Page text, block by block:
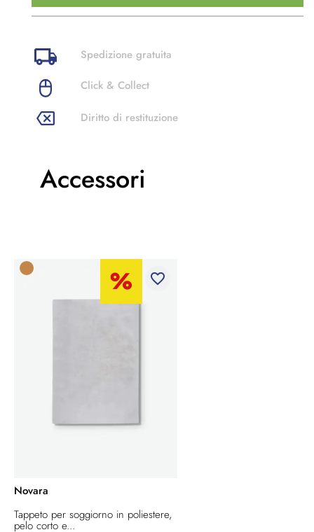
Spedizione gratuita
Click & Collect
Diritto di restituzione
Accessori
favorite_border
Novara
Tappeto per soggiorno in poliestere,
pelo corto e...